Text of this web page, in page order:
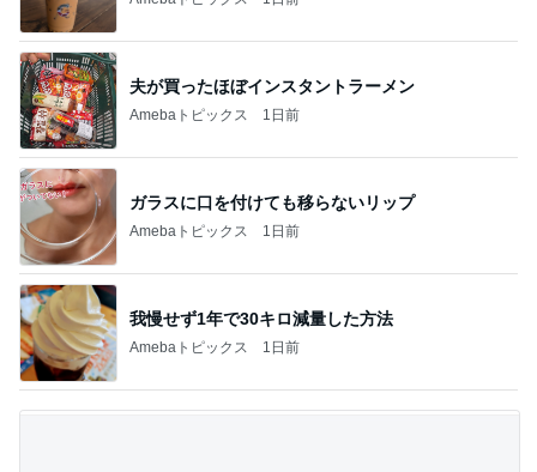
夫が買ったほぼインスタントラーメン
Amebaトピックス 1日前
ガラスに口を付けても移らないリップ
Amebaトピックス 1日前
我慢せず1年で30キロ減量した方法
Amebaトピックス 1日前